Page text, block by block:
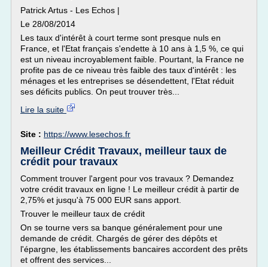
Patrick Artus - Les Echos |
Le 28/08/2014
Les taux d'intérêt à court terme sont presque nuls en
France, et l'Etat français s'endette à 10 ans à 1,5 %, ce qui
est un niveau incroyablement faible. Pourtant, la France ne
profite pas de ce niveau très faible des taux d'intérêt : les
ménages et les entreprises se désendettent, l'Etat réduit
ses déficits publics. On peut trouver très...
Lire la suite
Site : https://www.lesechos.fr
Meilleur Crédit Travaux, meilleur taux de
crédit pour travaux
Comment trouver l'argent pour vos travaux ? Demandez
votre crédit travaux en ligne ! Le meilleur crédit à partir de
2,75% et jusqu'à 75 000 EUR sans apport.
Trouver le meilleur taux de crédit
On se tourne vers sa banque généralement pour une
demande de crédit. Chargés de gérer des dépôts et
l'épargne, les établissements bancaires accordent des prêts
et offrent des services...